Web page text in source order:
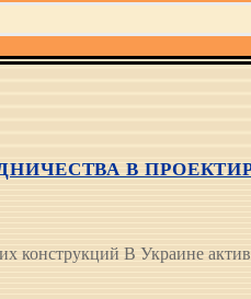
В
конструкций В Украине